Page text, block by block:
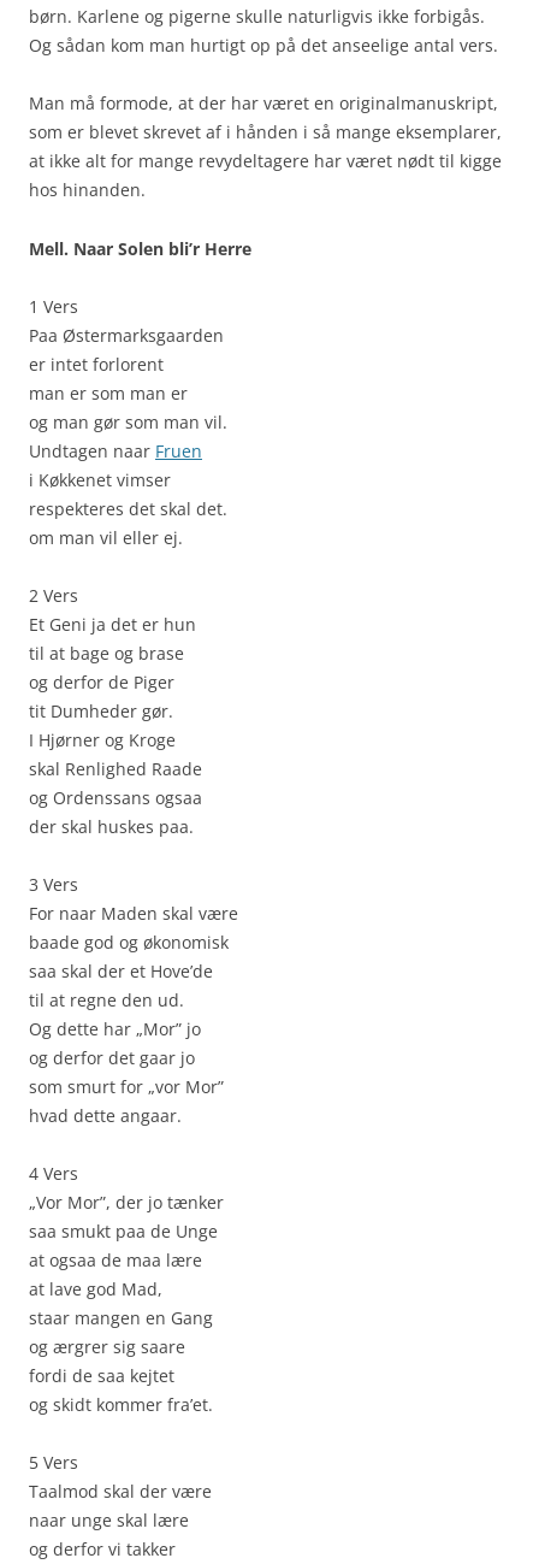
børn. Karlene og pigerne skulle naturligvis ikke forbigås.
Og sådan kom man hurtigt op på det anseelige antal vers.
Man må formode, at der har været en originalmanuskript,
som er blevet skrevet af i hånden i så mange eksemplarer,
at ikke alt for mange revydeltagere har været nødt til kigge
hos hinanden.
Mell. Naar Solen bli’r Herre
1 Vers
Paa Østermarksgaarden
er intet forlorent
man er som man er
og man gør som man vil.
Undtagen naar Fruen
i Køkkenet vimser
respekteres det skal det.
om man vil eller ej.
2 Vers
Et Geni ja det er hun
til at bage og brase
og derfor de Piger
tit Dumheder gør.
I Hjørner og Kroge
skal Renlighed Raade
og Ordenssans ogsaa
der skal huskes paa.
3 Vers
For naar Maden skal være
baade god og økonomisk
saa skal der et Hove’de
til at regne den ud.
Og dette har „Mor” jo
og derfor det gaar jo
som smurt for „vor Mor”
hvad dette angaar.
4 Vers
„Vor Mor”, der jo tænker
saa smukt paa de Unge
at ogsaa de maa lære
at lave god Mad,
staar mangen en Gang
og ærgrer sig saare
fordi de saa kejtet
og skidt kommer fra’et.
5 Vers
Taalmod skal der være
naar unge skal lære
og derfor vi takker